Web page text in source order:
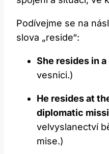
Podívejme se na
slova „reside“:
She resides in
vesnici.)
He resides at
diplomatic
velvyslanectví
mise.)